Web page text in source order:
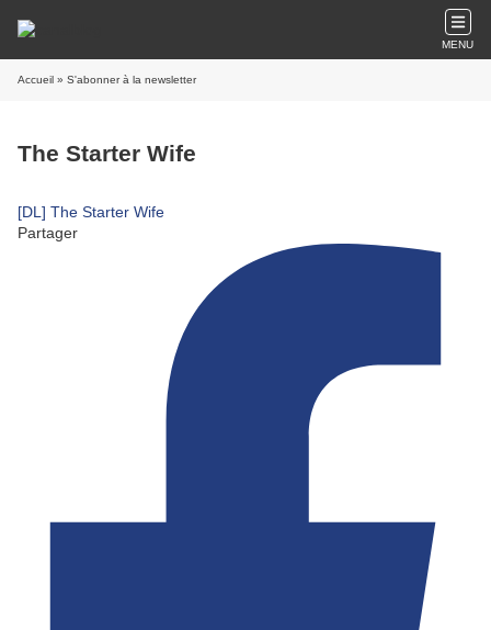
MENU
Accueil » S'abonner à la newsletter
The Starter Wife
[DL] The Starter Wife
Partager